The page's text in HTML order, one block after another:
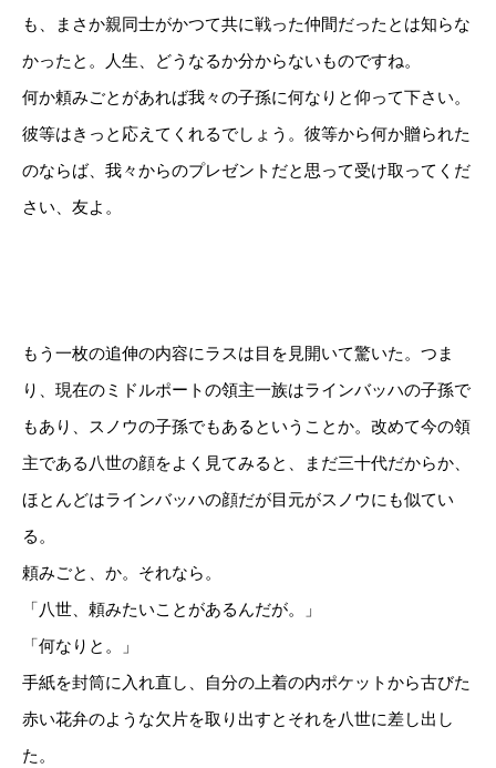
も、まさか親同士がかつて共に戦った仲間だったとは知らな
かったと。人生、どうなるか分からないものですね。
何か頼みごとがあれば我々の子孫に何なりと仰って下さい。
彼等はきっと応えてくれるでしょう。彼等から何か贈られた
のならば、我々からのプレゼントだと思って受け取ってくだ
さい、友よ。
もう一枚の追伸の内容にラスは目を見開いて驚いた。つま
り、現在のミドルポートの領主一族はラインバッハの子孫で
もあり、スノウの子孫でもあるということか。改めて今の領
主である八世の顔をよく見てみると、まだ三十代だからか、
ほとんどはラインバッハの顔だが目元がスノウにも似てい
る。
頼みごと、か。それなら。
「八世、頼みたいことがあるんだが。」
「何なりと。」
手紙を封筒に入れ直し、自分の上着の内ポケットから古びた
赤い花弁のような欠片を取り出すとそれを八世に差し出し
た。